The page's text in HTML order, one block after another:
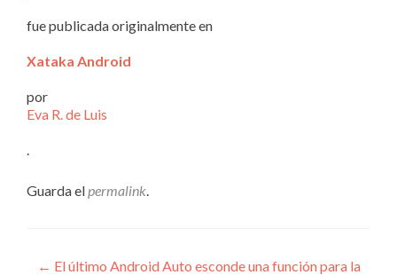
fue publicada originalmente en
Xataka Android
por
Eva R. de Luis
.
Guarda elpermalink.
← El último Android Auto esconde una función para la